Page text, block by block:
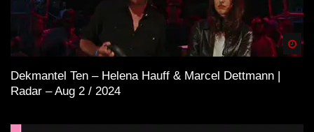
Dekmantel Ten – Helena Hauff & Marcel Dettmann |
Radar – Aug 2 / 2024